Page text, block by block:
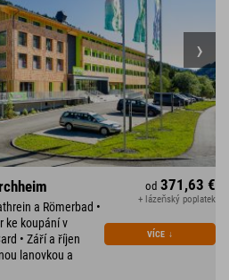
a Römerbad •
ke koupání v
• Září a říjen
lanovkou a
od 371,63 €
+ lázeňský poplatek
VÍCE ↓